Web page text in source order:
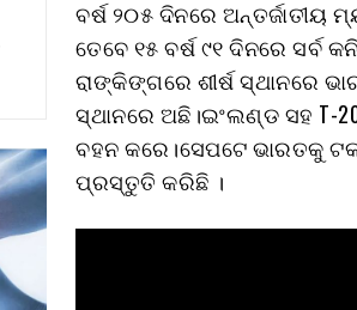
ବର୍ଷ ୨୦୫ ଦିନରେ
ତେବେ ୧୫ ବର୍ଷ ୯୧ ଦିନରେ ସର୍ବ
ରାଙ୍କିଙ୍ଗରେ ଶୀର୍ଷ ସ୍ଥାନରେ
ସ୍ଥାନରେ ଅଛି।ଇଂଲଣ୍ଡ ସହ
ବହନ କରେ।ସେପଟେ ଭାରତକୁ
ପ୍ରସ୍ତୁତି କରିଛି ।